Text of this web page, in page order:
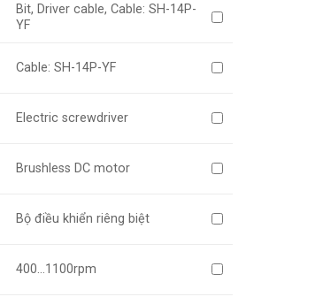
Bit, Driver cable, Cable: SH-14P-
YF
Cable: SH-14P-YF
Electric screwdriver
Brushless DC motor
Bộ điều khiển riêng biệt
400…1100rpm